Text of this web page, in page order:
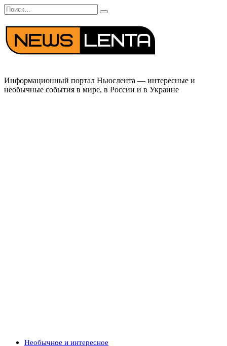
Перейти
к
содержанию
Search
for:
Информационный портал Ньюслента — интересные и
необычные события в мире, в России и в Украине
Необычное и интересное